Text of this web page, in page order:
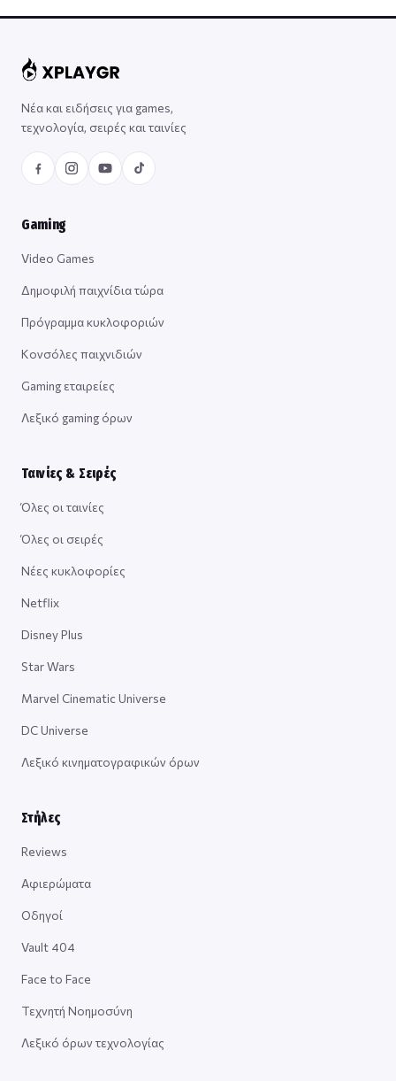
Νέα και ειδήσεις για games,
τεχνολογία, σειρές και ταινίες
Gaming
Video Games
Δημοφιλή παιχνίδια τώρα
Πρόγραμμα κυκλοφοριών
Κονσόλες παιχνιδιών
Gaming εταιρείες
Λεξικό gaming όρων
Ταινίες & Σειρές
Όλες οι ταινίες
Όλες οι σειρές
Νέες κυκλοφορίες
Netflix
Disney Plus
Star Wars
Marvel Cinematic Universe
DC Universe
Λεξικό κινηματογραφικών όρων
Στήλες
Reviews
Αφιερώματα
Οδηγοί
Vault 404
Face to Face
Τεχνητή Νοημοσύνη
Λεξικό όρων τεχνολογίας